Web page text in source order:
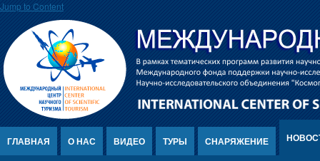
Jump to Content
ГЛАВНАЯ О НАС ВИДЕО ТУРЫ СНАРЯЖЕНИЕ